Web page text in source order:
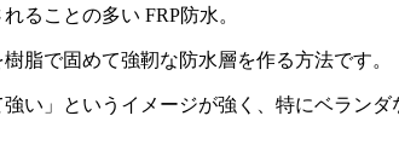
ることの多い FRP防水。
脂で固めて強靭な防水層を作る方法です。
い」というイメージが強く、特にベランダ